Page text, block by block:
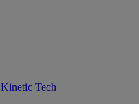
Kinetic Tech